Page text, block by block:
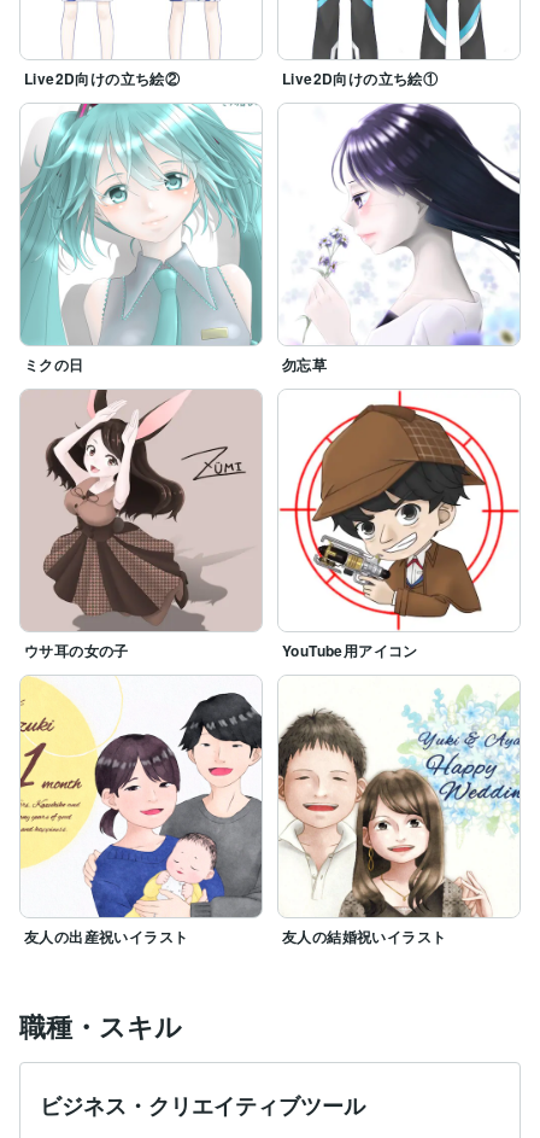
Live2D向けの立ち絵② Live2D向けの立ち絵①
ミクの日 勿忘草
ウサ耳の女の子 YouTube用アイコン
友人の出産祝いイラスト 友人の結婚祝いイラスト
職種・スキル
ビジネス・クリエイティブツール